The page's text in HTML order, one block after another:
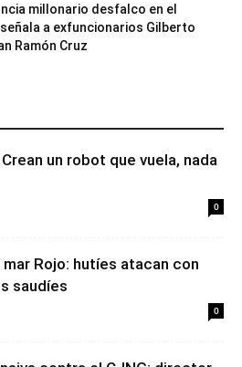
millonario desfalco en el
señala a exfuncionarios Gilberto
Ramón Cruz
Crean un robot que vuela, nada
0
Rojo: hutíes atacan con
saudíes
0